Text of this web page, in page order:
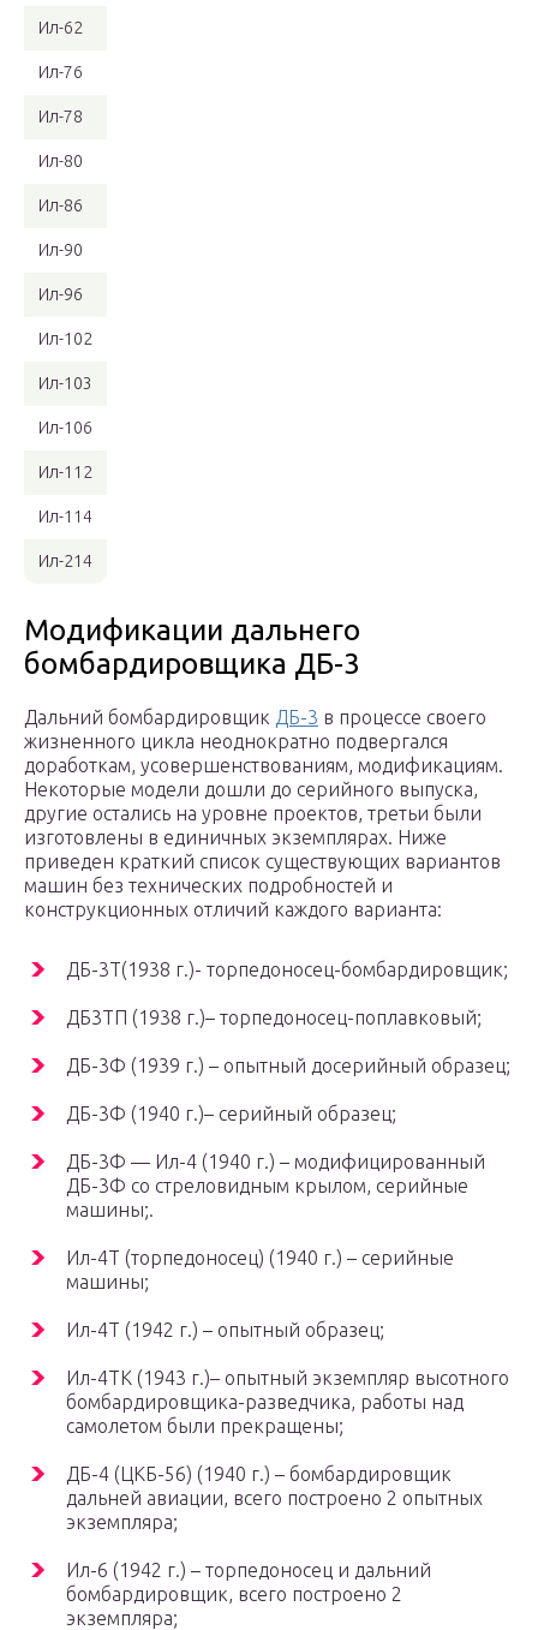
Ил-62
Ил-76
Ил-78
Ил-80
Ил-86
Ил-90
Ил-96
Ил-102
Ил-103
Ил-106
Ил-112
Ил-114
Ил-214
Модификации дальнего
бомбардировщика ДБ-3
Дальний бомбардировщик ДБ-3 в процессе своего
жизненного цикла неоднократно подвергался
доработкам, усовершенствованиям, модификациям.
Некоторые модели дошли до серийного выпуска,
другие остались на уровне проектов, третьи были
изготовлены в единичных экземплярах. Ниже
приведен краткий список существующих вариантов
машин без технических подробностей и
конструкционных отличий каждого варианта:
ДБ-3Т(1938 г.)- торпедоносец-бомбардировщик;
ДБ3ТП (1938 г.)– торпедоносец-поплавковый;
ДБ-3Ф (1939 г.) – опытный досерийный образец;
ДБ-3Ф (1940 г.)– серийный образец;
ДБ-3Ф — Ил-4 (1940 г.) – модифицированный
ДБ-3Ф со стреловидным крылом, серийные
машины;.
Ил-4Т (торпедоносец) (1940 г.) – серийные
машины;
Ил-4Т (1942 г.) – опытный образец;
Ил-4ТК (1943 г.)– опытный экземпляр высотного
бомбардировщика-разведчика, работы над
самолетом были прекращены;
ДБ-4 (ЦКБ-56) (1940 г.) – бомбардировщик
дальней авиации, всего построено 2 опытных
экземпляра;
Ил-6 (1942 г.) – торпедоносец и дальний
бомбардировщик, всего построено 2
экземпляра;